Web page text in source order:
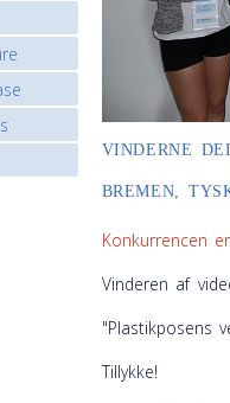
VINDERNE
BREMEN,
Konkurrencen
Vinderen af
"Plastikposens
Tillykke!